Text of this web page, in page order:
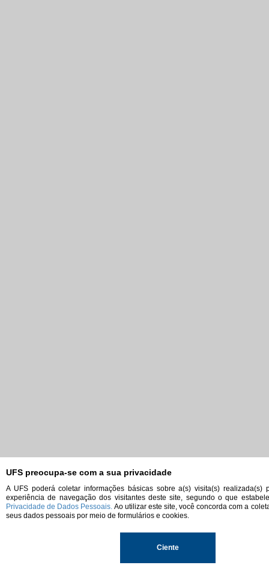
UFS preocupa-se com a sua privacidade
A UFS poderá coletar informações básicas sobre a(s) visita(s) realizada(s)
experiência de navegação dos visitantes deste site, segundo o que
Privacidade de Dados Pessoais. Ao utilizar este site, você concorda com a
seus dados pessoais por meio de formulários e cookies.
Ciente